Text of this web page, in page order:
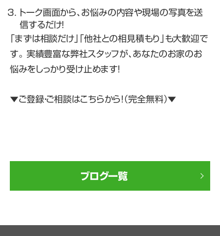
トーク画面から、お悩みの内容や現場の写真を送
信するだけ！
「まずは相談だけ」「他社との相見積もり」も大歓迎で
す。 実績豊富な弊社スタッフが、あなたのお家のお
悩みをしっかり受け止めます！
▼ご登録・ご相談はこちらから！（完全無料）▼
ブログ一覧